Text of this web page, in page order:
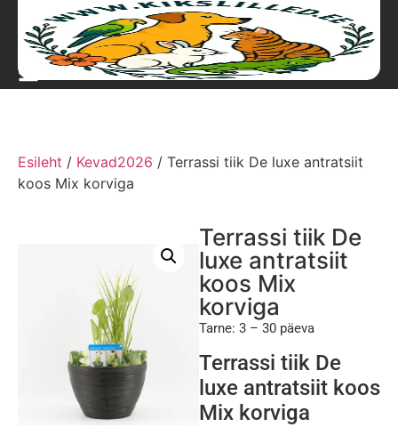
Esileht / Kevad2026 / Terrassi tiik De luxe antratsiit
koos Mix korviga
Terrassi tiik De
luxe antratsiit
koos Mix
korviga
Tarne: 3 – 30 päeva
Terrassi tiik De
luxe antratsiit koos
Mix korviga